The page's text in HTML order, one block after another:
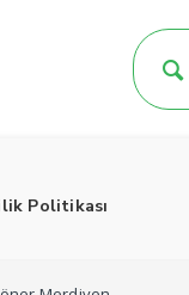
Politikası